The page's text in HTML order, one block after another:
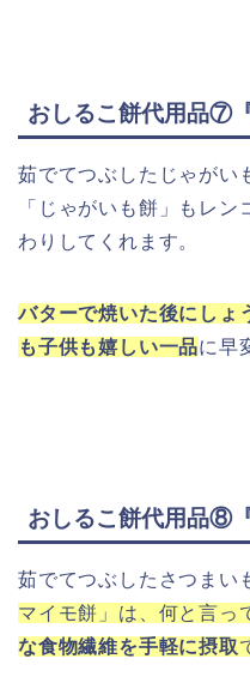
おしるこ餅代用品⑦
茹でてつぶしたじゃがい
「じゃがいも餅」もレ
わりしてくれます。
バターで焼いた後にしょ
も子供も嬉しい一品に早
おしるこ餅代用品⑧
茹でてつぶしたさつまい
マイモ餅」は、何と言っ
な食物繊維を手軽に摂取